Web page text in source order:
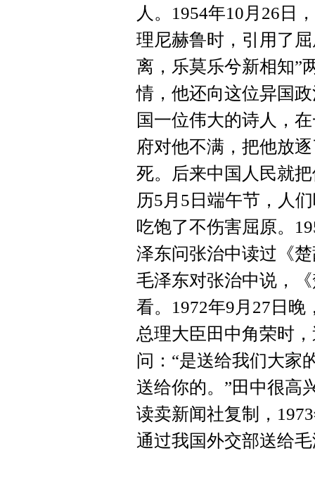
人。1954年10月26日
理尼赫鲁时，引用了
离，乐莫乐兮新相知”
情，他还向这位异国
国一位伟大的诗人，
府对他不满，把他放
死。后来中国人民就
历5月5日端午节，人
吃饱了不伤害屈原。
泽东问张治中读过《
毛泽东对张治中说，
看。1972年9月27日
总理大臣田中角荣时
问：“是送给我们大家
送给你的。”田中很高
读卖新闻社复制，
通过我国外交部送给